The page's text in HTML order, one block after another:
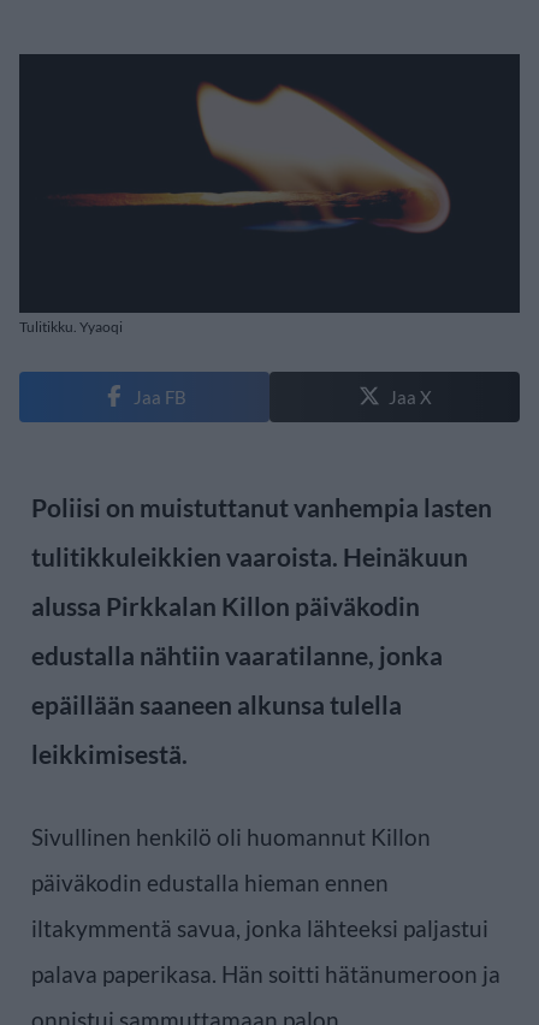
Tulitikku. Yyaoqi
Jaa FB Jaa X
Poliisi on muistuttanut vanhempia lasten
tulitikkuleikkien vaaroista. Heinäkuun
alussa Pirkkalan Killon päiväkodin
edustalla nähtiin vaaratilanne, jonka
epäillään saaneen alkunsa tulella
leikkimisestä.
Sivullinen henkilö oli huomannut Killon
päiväkodin edustalla hieman ennen
iltakymmentä savua, jonka lähteeksi paljastui
palava paperikasa. Hän soitti hätänumeroon ja